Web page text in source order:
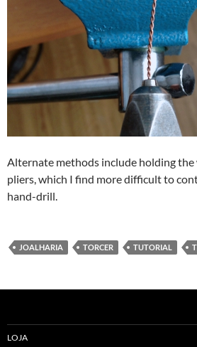
Alternate methods include holding
pliers, which I find more difficult to
hand-drill.
JOALHARIA TORCER TUTORIAL
LOJA